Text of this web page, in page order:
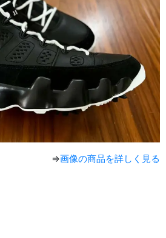
⇒画像の商品を詳しく見る